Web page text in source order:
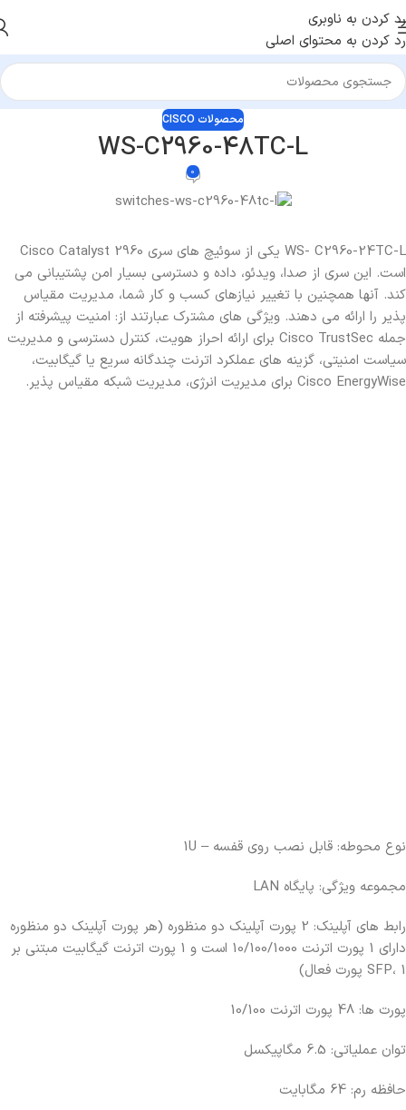
رد کردن به ناوبری
رد کردن به محتوای اصلی
محصولات CISCO
WS-C2960-48TC-L
0
WS- C2960-24TC-L یکی از سوئیچ های سری Cisco Catalyst 2960
است. این سری از صدا، ویدئو، داده و دسترسی بسیار امن پشتیبانی می
کند. آنها همچنین با تغییر نیازهای کسب و کار شما، مدیریت مقیاس
پذیر را ارائه می دهند. ویژگی های مشترک عبارتند از: امنیت پیشرفته از
جمله Cisco TrustSec برای ارائه احراز هویت، کنترل دسترسی و مدیریت
سیاست امنیتی، گزینه های عملکرد اترنت چندگانه سریع یا گیگابیت،
Cisco EnergyWise برای مدیریت انرژی، مدیریت شبکه مقیاس پذیر.
نوع محوطه: قابل نصب روی قفسه – 1U
مجموعه ویژگی: پایگاه LAN
رابط های آپلینک: 2 پورت آپلینک دو منظوره (هر پورت آپلینک دو منظوره
دارای 1 پورت اترنت 10/100/1000 است و 1 پورت اترنت گیگابیت مبتنی بر
SFP، 1 پورت فعال)
پورت ها: 48 پورت اترنت 10/100
توان عملیاتی: 6.5 مگاپیکسل
حافظه رم: 64 مگابایت